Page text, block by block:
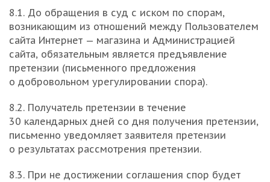
8.1. До обращения в суд с иском по спорам,
возникающим из отношений между Пользователем
сайта Интернет — магазина и Администрацией
сайта, обязательным является предъявление
претензии (письменного предложения
о добровольном урегулировании спора).
8.2. Получатель претензии в течение
30 календарных дней со дня получения претензии,
письменно уведомляет заявителя претензии
о результатах рассмотрения претензии.
8.3. При не достижении соглашения спор будет